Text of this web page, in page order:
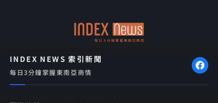
INDEX NEWS 索引新聞
每日3分鐘掌握東南亞商情